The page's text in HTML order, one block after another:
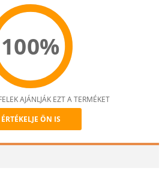
100%
AJÁNLJÁK EZT A TERMÉKET
ÉRTÉKELJE ÖN IS